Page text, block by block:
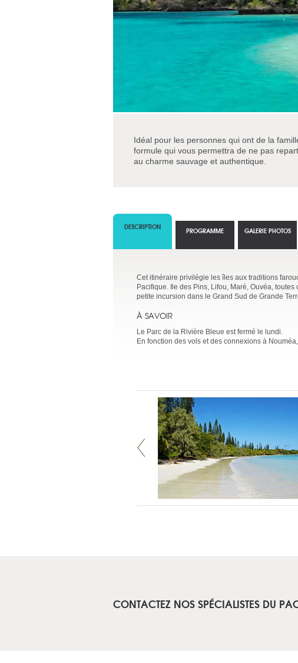
Idéal pour les personnes qui ont de la
formule qui vous permettra de ne pas
au charme sauvage et authentique.
DESCRIPTION
Cet itinéraire privilégie les îles aux traditions
Pacifique. Ile des Pins, Lifou, Maré, Ouvéa,
petite incursion dans le Grand Sud de Grande
À SAVOIR
Le Parc de la Rivière Bleue est fermé le lundi.
En fonction des vols et des connexions à
PROGRAMME GALERIE PHOTOS
CONTACTEZ NOS SPÉCIALISTES DU